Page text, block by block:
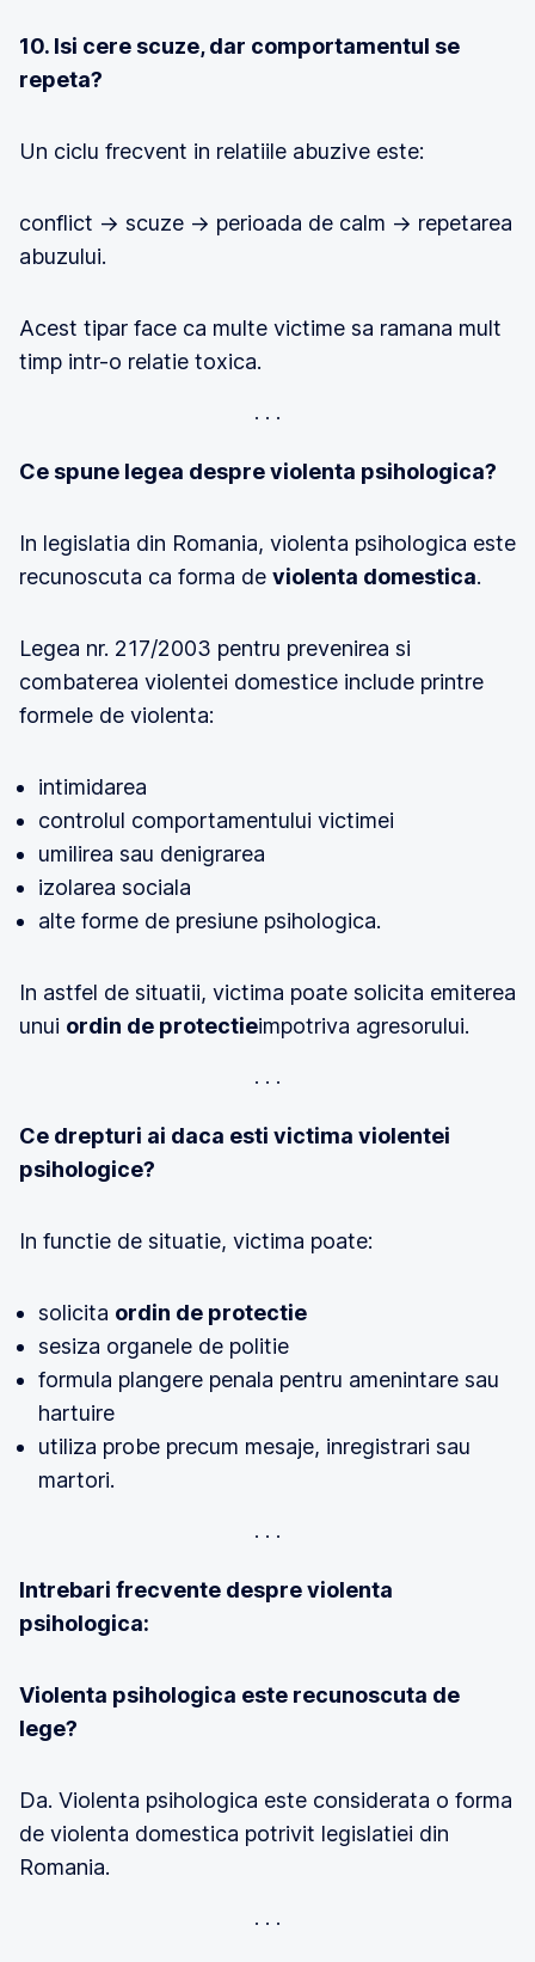
10. Isi cere scuze, dar comportamentul se
repeta?
Un ciclu frecvent in relatiile abuzive este:
conflict → scuze → perioada de calm → repetarea
abuzului.
Acest tipar face ca multe victime sa ramana mult
timp intr-o relatie toxica.
Ce spune legea despre violenta psihologica?
In legislatia din Romania, violenta psihologica este
recunoscuta ca forma de violenta domestica.
Legea nr. 217/2003 pentru prevenirea si
combaterea violentei domestice include printre
formele de violenta:
intimidarea
controlul comportamentului victimei
umilirea sau denigrarea
izolarea sociala
alte forme de presiune psihologica.
In astfel de situatii, victima poate solicita emiterea
unui ordin de protectieimpotriva agresorului.
Ce drepturi ai daca esti victima violentei
psihologice?
In functie de situatie, victima poate:
solicita ordin de protectie
sesiza organele de politie
formula plangere penala pentru amenintare sau
hartuire
utiliza probe precum mesaje, inregistrari sau
martori.
Intrebari frecvente despre violenta
psihologica:
Violenta psihologica este recunoscuta de
lege?
Da. Violenta psihologica este considerata o forma
de violenta domestica potrivit legislatiei din
Romania.